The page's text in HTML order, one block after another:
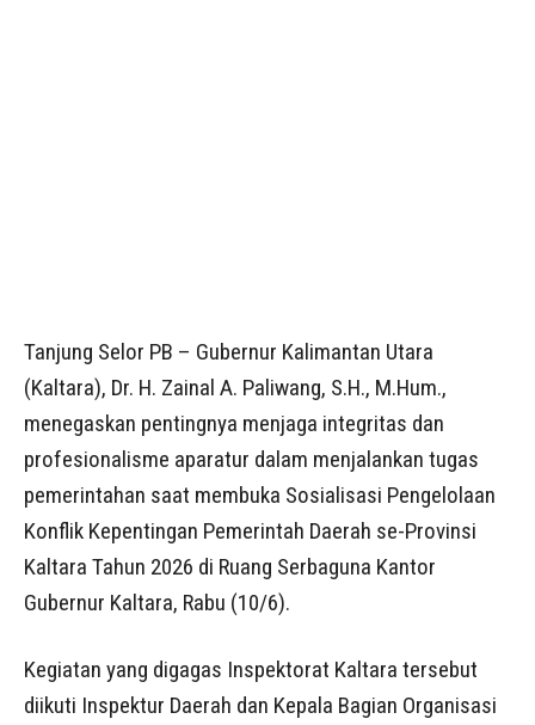
Tanjung Selor PB – Gubernur Kalimantan Utara
(Kaltara), Dr. H. Zainal A. Paliwang, S.H., M.Hum.,
menegaskan pentingnya menjaga integritas dan
profesionalisme aparatur dalam menjalankan tugas
pemerintahan saat membuka Sosialisasi Pengelolaan
Konflik Kepentingan Pemerintah Daerah se-Provinsi
Kaltara Tahun 2026 di Ruang Serbaguna Kantor
Gubernur Kaltara, Rabu (10/6).
Kegiatan yang digagas Inspektorat Kaltara tersebut
diikuti Inspektur Daerah dan Kepala Bagian Organisasi